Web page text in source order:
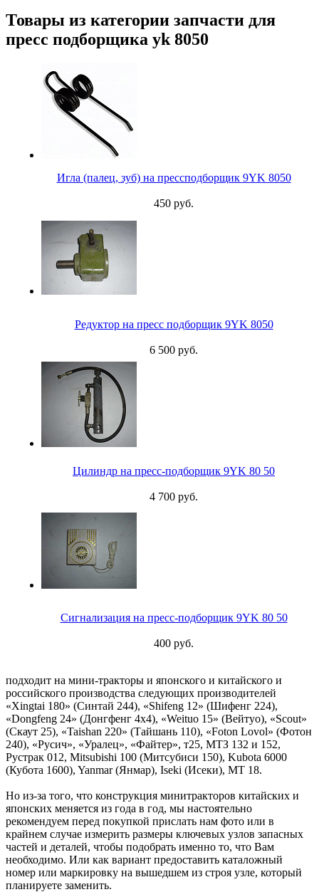
Товары из категории запчасти для
пресс подборщика yk 8050
Игла (палец, зуб) на прессподборщик 9YK 8050
450 руб.
Редуктор на пресс подборщик 9YK 8050
6 500 руб.
Цилиндр на пресс-подборщик 9YK 80 50
4 700 руб.
Сигнализация на пресс-подборщик 9YK 80 50
400 руб.
подходит на мини-тракторы и японского и китайского и
российского производства следующих производителей
«Xingtai 180» (Синтай 244), «Shifeng 12» (Шифенг 224),
«Dongfeng 24» (Донгфенг 4х4), «Weituo 15» (Вейтуо), «Scout»
(Скаут 25), «Taishan 220» (Тайшань 110), «Foton Lovol» (Фотон
240), «Русич», «Уралец», «Файтер», т25, МТЗ 132 и 152,
Рустрак 012, Mitsubishi 100 (Митсубиси 150), Kubota 6000
(Кубота 1600), Yanmar (Янмар), Iseki (Исеки), МТ 18.
Но из-за того, что конструкция минитракторов китайских и
японских меняется из года в год, мы настоятельно
рекомендуем перед покупкой прислать нам фото или в
крайнем случае измерить размеры ключевых узлов запасных
частей и деталей, чтобы подобрать именно то, что Вам
необходимо. Или как вариант предоставить каталожный
номер или маркировку на вышедшем из строя узле, который
планируете заменить.